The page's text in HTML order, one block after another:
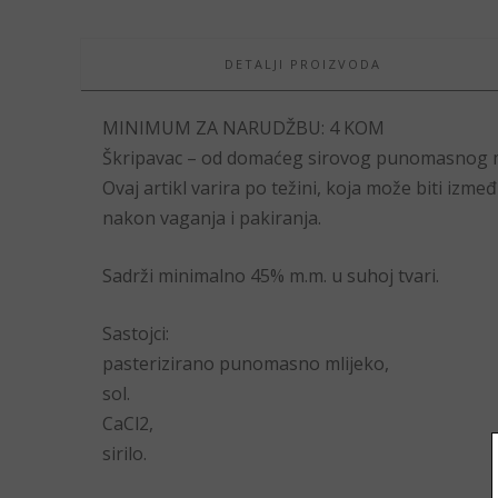
DETALJI PROIZVODA
MINIMUM ZA NARUDŽBU: 4 KOM
Škripavac – od domaćeg sirovog punomasnog
Ovaj artikl varira po težini, koja može biti
nakon vaganja i pakiranja.
Sadrži minimalno 45% m.m. u suhoj tvari.
Sastojci:
pasterizirano punomasno mlijeko,
sol.
CaCl2,
sirilo.